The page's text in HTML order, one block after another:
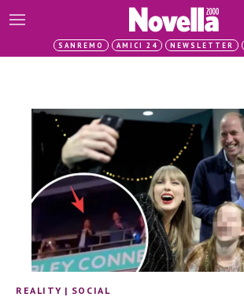
SANREMO AMICI 24 NEWSLETTER
REALITY | SOCIAL